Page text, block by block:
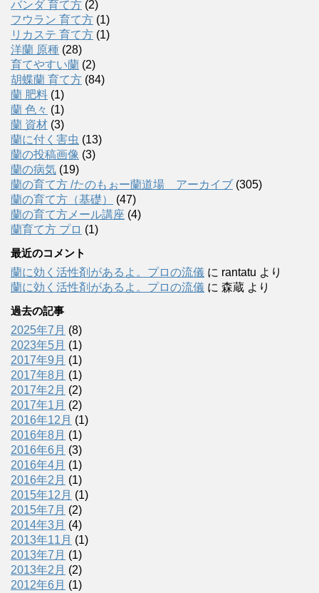
バンダ 育て方 (2)
フウラン 育て方 (1)
リカステ 育て方 (1)
洋蘭 原種 (28)
育てやすい蘭 (2)
胡蝶蘭 育て方 (84)
蘭 肥料 (1)
蘭 色々 (1)
蘭 資材 (3)
蘭に付く害虫 (13)
蘭の投稿画像 (3)
蘭の病気 (19)
蘭の育て方 /たのもぉー蘭道場 アーカイブ (305)
蘭の育て方（基礎）
(47)
蘭の育て方メール講座 (4)
蘭育て方 プロ (1)
最近のコメント
蘭に効く活性剤があるよ。プロの流儀 に rantatu より
蘭に効く活性剤があるよ。プロの流儀 に 森蔵 より
過去の記事
2025年7月 (8)
2023年5月 (1)
2017年9月 (1)
2017年8月 (1)
2017年2月 (2)
2017年1月 (2)
2016年12月 (1)
2016年8月 (1)
2016年6月 (3)
2016年4月 (1)
2016年2月 (1)
2015年12月 (1)
2015年7月 (2)
2014年3月 (4)
2013年11月 (1)
2013年7月 (1)
2013年2月 (2)
2012年6月 (1)